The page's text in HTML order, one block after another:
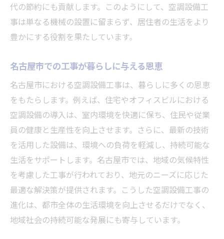
代の節約にも貢献します。このようにして、空調設備工
事は単なる機械の設置に留まらず、居住者の生活をより
豊かにする役割を果たしています。
名古屋市での工事が暮らしに与える恩恵
名古屋市における空調設備工事は、暮らしに多くの恩恵
をもたらします。例えば、住宅やオフィスビルにおける
空調設備の導入は、室内環境を快適に保ち、住民や従業
員の健康と生産性を向上させます。さらに、最新の技術
を活用した設備は、環境への負荷を軽減し、持続可能な
生活をサポートします。名古屋市では、地域の気候特性
を考慮した工事が行われており、地元のニーズに応じた
最適な解決策が提供されます。こうした空調設備工事の
進化は、都市全体の生活環境を向上させるだけでなく、
地域社会の持続可能な発展にも寄与しています。